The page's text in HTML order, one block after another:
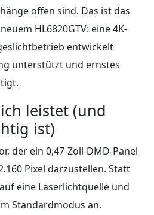
offen sind. Das ist das
HL6820GTV: eine 4K-
entwickelt
unterstützt und ernstes
leistet (und
ist)
der ein 0,47-Zoll-DMD-Panel
Pixel darzustellen. Statt
eine Laserlichtquelle und
Standardmodus an.